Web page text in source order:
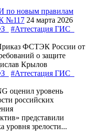
по новым правилам
№117 24 марта 2026
#Аттестация ГИС
ФСТЭК России от
о защите
Крылов
#Аттестация ГИС
оценил уровень
российских
представили
уровня зрелости...